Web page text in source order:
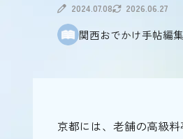
2024.07.08 2026.06.27
関西おでかけ手帖編
京都には、老舗の高級